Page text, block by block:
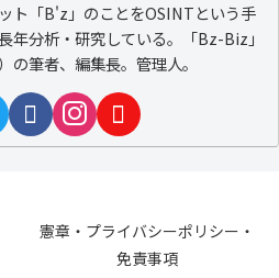
ト「B'z」のことをOSINTという手
年分析・研究している。「Bz-Biz」
の筆者、編集長。管理人。
憲章・プライバシーポリシー・
免責事項